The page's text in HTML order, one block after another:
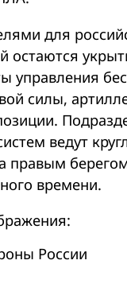
для
остаются
управления
силы,
ведут
правым
времени.
России